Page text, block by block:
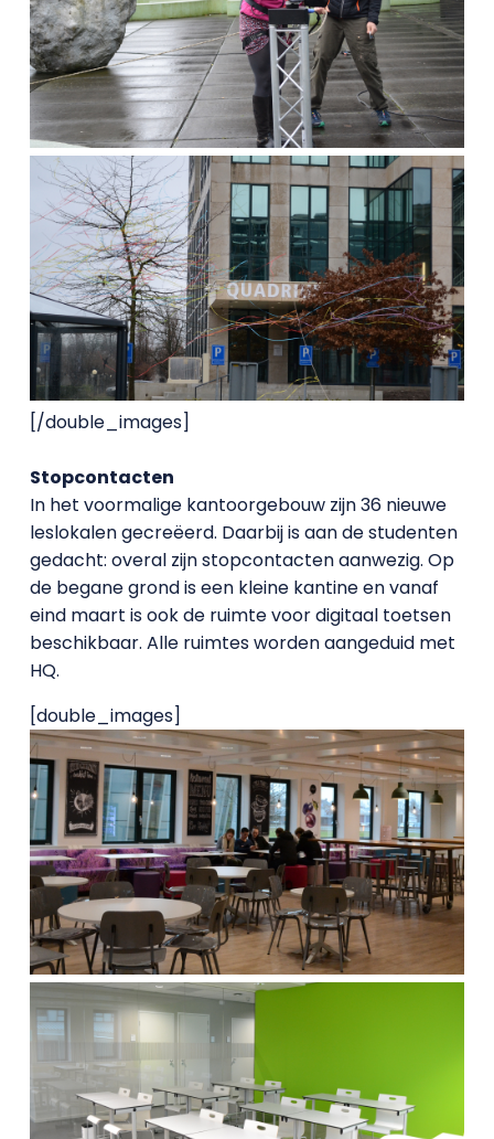
[/double_images]
Stopcontacten
In het voormalige kantoorgebouw zijn 36 nieuwe
leslokalen gecreëerd. Daarbij is aan de studenten
gedacht: overal zijn stopcontacten aanwezig. Op
de begane grond is een kleine kantine en vanaf
eind maart is ook de ruimte voor digitaal toetsen
beschikbaar. Alle ruimtes worden aangeduid met
HQ.
[double_images]